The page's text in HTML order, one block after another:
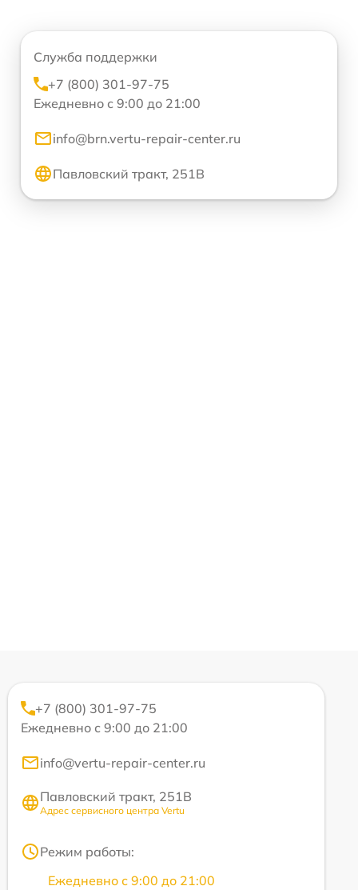
Служба поддержки
+7 (800) 301-97-75
Ежедневно с 9:00 до 21:00
info@brn.vertu-repair-center.ru
Павловский тракт, 251В
+7 (800) 301-97-75
Ежедневно с 9:00 до 21:00
info@vertu-repair-center.ru
Павловский тракт, 251В
Адрес сервисного центра Vertu
Режим работы:
Ежедневно с 9:00 до 21:00